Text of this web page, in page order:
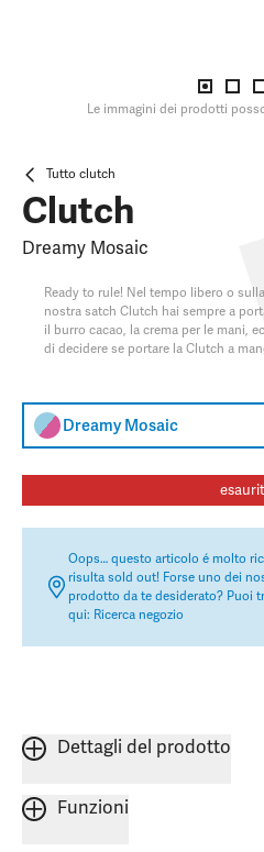
Le immagini dei prodotti
Tutto clutch
Clutch
Dreamy Mosaic
Ready to rule! Nel tempo libero o
nostra satch Clutch hai sempre a
il burro cacao, la crema per le mani,
di decidere se portare la Clutch a
Dreamy Mosaic
Oops… questo articolo é molto
risulta sold out! Forse uno dei
prodotto da te desiderato? Puoi
qui: Ricerca negozio
Dettagli del prodotto
Funzioni